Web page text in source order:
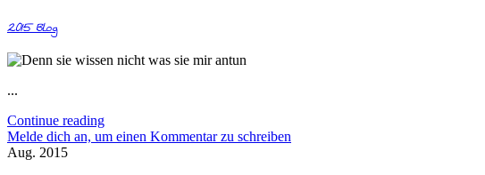
2015Blog
...
Continue reading
Melde dich an, um einen Kommentar zu schreiben
Aug. 2015